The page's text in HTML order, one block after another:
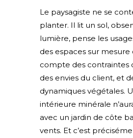
Le paysagiste ne se
planter. Il lit un sol,
lumière, pense les
des espaces sur
compte des contraintes
des envies du client, et
dynamiques végétales.
intérieure minérale
avec un jardin de côte
vents. Et c’est